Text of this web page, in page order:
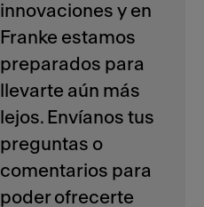
innovaciones y en
Franke estamos
preparados para
llevarte aún más
lejos. Envíanos tus
preguntas o
comentarios para
poder ofrecerte